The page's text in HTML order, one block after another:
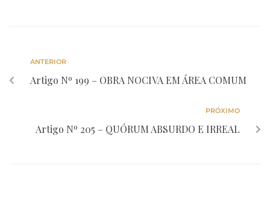
ANTERIOR
Artigo Nº 199 – OBRA NOCIVA EM ÁREA COMUM
PRÓXIMO
Artigo Nº 205 – QUÓRUM ABSURDO E IRREAL